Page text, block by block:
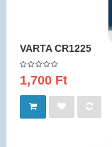
VARTA CR1225
1,700 Ft